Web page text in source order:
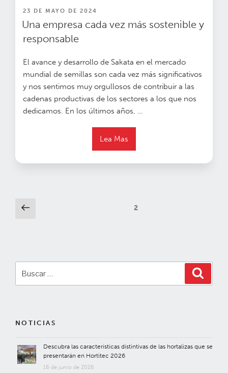
PUBLICADO
EN
23 DE MAYO DE 2024
Una empresa cada vez más sostenible y
responsable
El avance y desarrollo de Sakata en el mercado
mundial de semillas son cada vez más significativos
y nos sentimos muy orgullosos de contribuir a las
cadenas productivas de los sectores a los que nos
dedicamos. En los últimos años, …
Lea Mas
Paginación
Página
Página2
por:
NOTICIAS
Descubra las características distintivas de las hortalizas que se
presentarán en Hortitec 2026
16 de junio de 2026